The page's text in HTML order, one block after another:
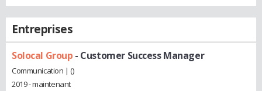
Entreprises
Solocal Group - Customer Success Manager
Communication | ()
2019 - maintenant